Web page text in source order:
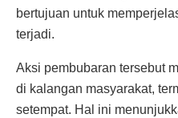
bertujuan untuk
terjadi.
Aksi pembubaran tersebut
di kalangan masyarakat,
setempat. Hal ini